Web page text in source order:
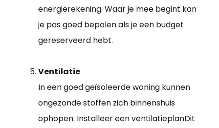
energierekening. Waar je mee begint kan
je pas goed bepalen als je een budget
gereserveerd hebt.
Ventilatie
In een goed geïsoleerde woning kunnen
ongezonde stoffen zich binnenshuis
ophopen. Installeer een ventilatieplanDit